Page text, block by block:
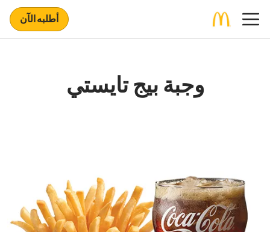
أطلبه الآن
وجبة بيج تايستي